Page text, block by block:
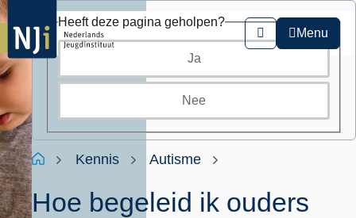
Overslaan
en
naar
de
inhoud
Zoeken
Menu
Kruimelpad
HomeKennis Autisme
Hoe begeleid ik ouders
Heeft deze pagina geholpen?
Ja
Nee